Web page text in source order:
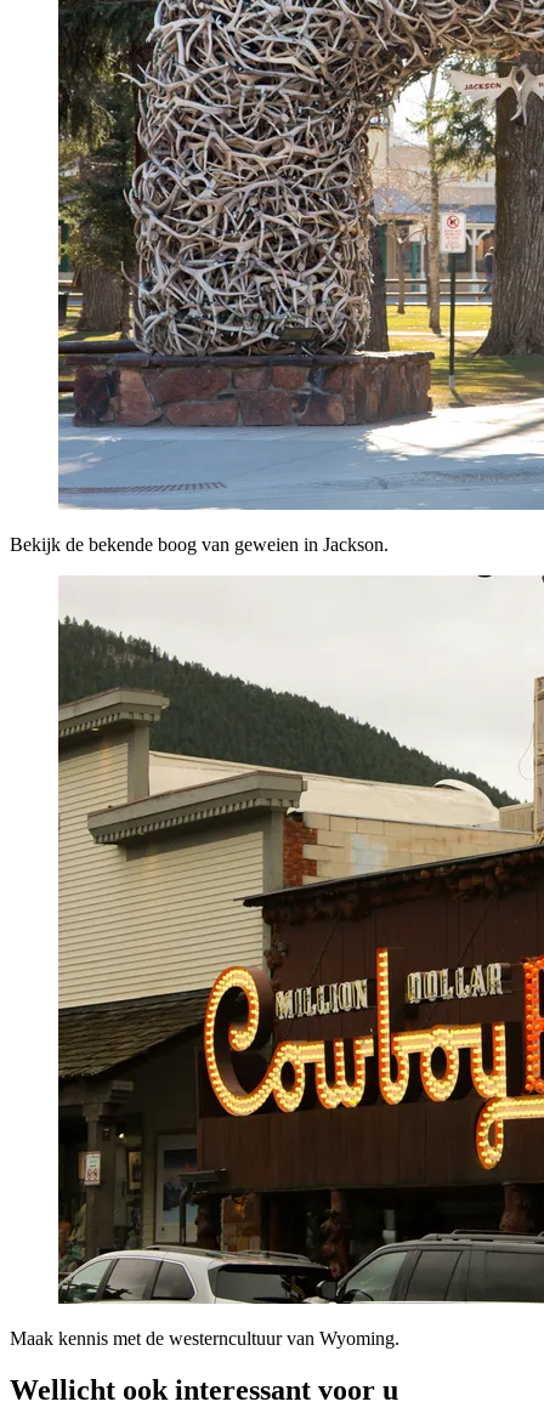
Bekijk de bekende boog van geweien in Jackson.
Maak kennis met de westerncultuur van Wyoming.
Wellicht ook interessant voor u